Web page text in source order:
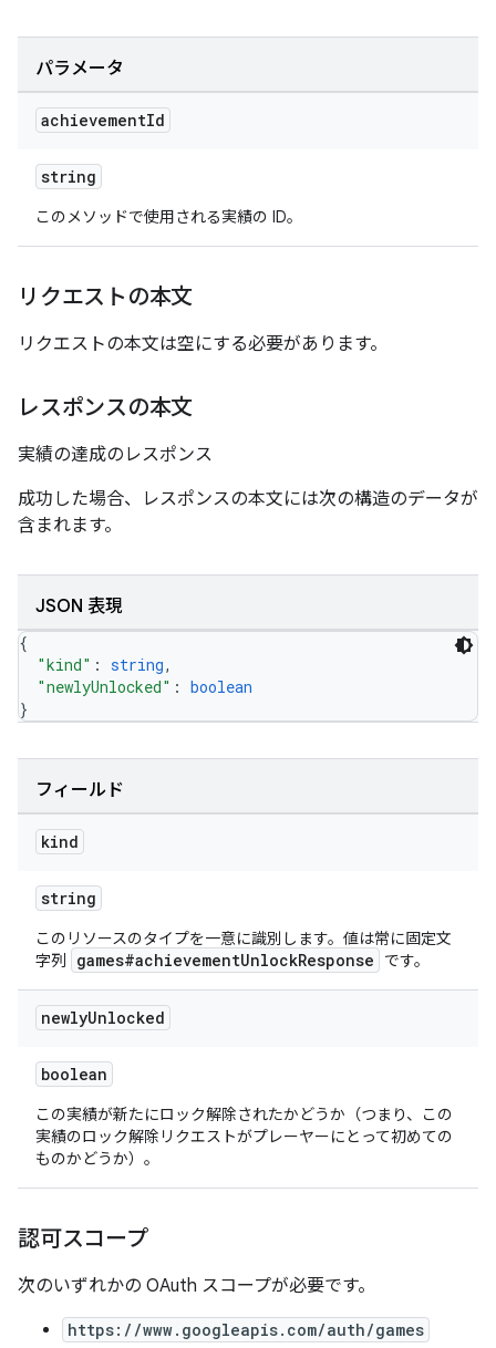
パラメータ
achievementId
string
このメソッドで使用される実績の ID。
リクエストの本文
リクエストの本文は空にする必要があります。
レスポンスの本文
実績の達成のレスポンス
成功した場合、レスポンスの本文には次の構造のデータが
含まれます。
JSON 表現
{
"kind" : string,
"newlyUnlocked" : boolean
}
フィールド
kind
string
このリソースのタイプを一意に識別します。値は常に固定文
字列
games#achievementUnlockResponse です。
newlyUnlocked
boolean
この実績が新たにロック解除されたかどうか（つまり、この
実績のロック解除リクエストがプレーヤーにとって初めての
ものかどうか）。
認可スコープ
次のいずれかの OAuth スコープが必要です。
https://www.googleapis.com/auth/games